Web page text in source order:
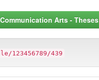
Communication Arts - Theses
123456789/439